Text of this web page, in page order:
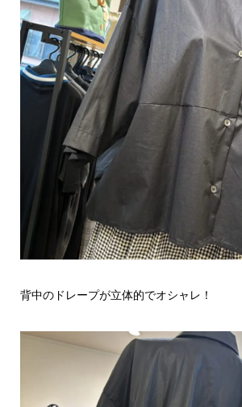
背中のドレープが立体的でオシャレ！